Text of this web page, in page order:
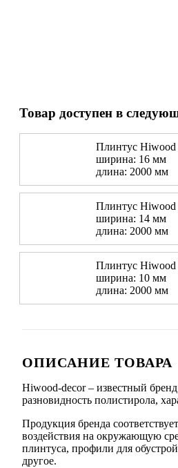
Товар доступен в
Плинтус
ширина: 16 мм
длина: 2000 мм
Плинтус
ширина: 14 мм
длина: 2000 мм
Плинтус
ширина: 10 мм
длина: 2000 мм
ОПИСАНИЕ ТОВАРА
Hiwood-decor – известный
разновидность полистирола,
Продукция бренда
воздействия на окружающую
плинтуса, профили для
другое.